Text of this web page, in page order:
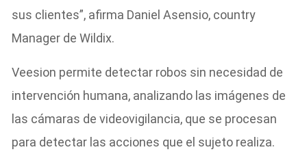
sus clientes”, afirma Daniel Asensio, country
Manager de Wildix.
Veesion permite detectar robos sin necesidad de
intervención humana, analizando las imágenes de
las cámaras de videovigilancia, que se procesan
para detectar las acciones que el sujeto realiza.